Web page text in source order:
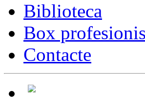
Biblioteca
Box
Contacte